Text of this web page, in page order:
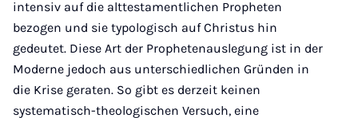
intensiv auf die alttestamentlichen Propheten
bezogen und sie typologisch auf Christus hin
gedeutet. Diese Art der Prophetenauslegung ist in der
Moderne jedoch aus unterschiedlichen Gründen in
die Krise geraten. So gibt es derzeit keinen
systematisch-theologischen Versuch, eine